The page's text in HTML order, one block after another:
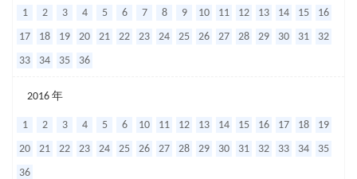
1 2 3 4 5 6 7 8 9 10 11 12 13 14 15
16
17
18 19 20 21 22 23 24 25 26 27 28 29 30 31
32
33
34 35 36
2016 年
1 2 3 4 5 6 10 11 12 13 14 15 16 17 18
19
20
21 22 23 24 25 26 27 28 29 30 31 32 33 34
35
36
重
手
病
儿